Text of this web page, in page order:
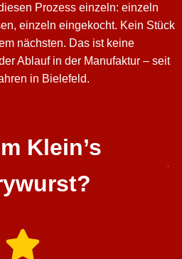
Prozess einzeln: einzeln
einzeln eingekocht. Kein Stück
nächsten. Das ist keine
Ablauf in der Manufaktur – seit
in Bielefeld.
Klein’s